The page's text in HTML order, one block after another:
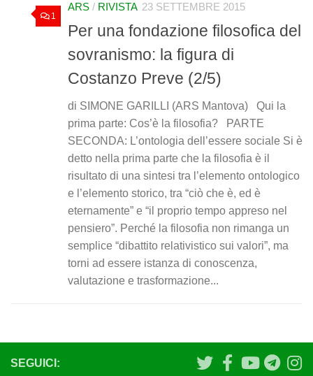
1
ARS / RIVISTA 23 SETTEMBRE 2015
Per una fondazione filosofica del
sovranismo: la figura di
Costanzo Preve (2/5)
di SIMONE GARILLI (ARS Mantova) Qui la
prima parte: Cos’è la filosofia? PARTE
SECONDA: L’ontologia dell’essere sociale Si è
detto nella prima parte che la filosofia è il
risultato di una sintesi tra l’elemento ontologico
e l’elemento storico, tra “ciò che è, ed è
eternamente” e “il proprio tempo appreso nel
pensiero”. Perché la filosofia non rimanga un
semplice “dibattito relativistico sui valori”, ma
torni ad essere istanza di conoscenza,
valutazione e trasformazione...
SEGUICI: